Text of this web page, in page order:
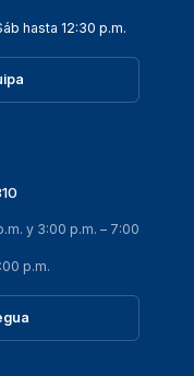
hasta 12:30 p.m.
y 3:00 p.m. – 7:00
p.m.